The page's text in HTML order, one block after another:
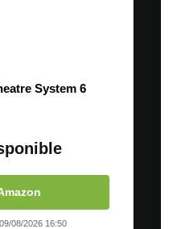
System 6
08/2026 16:50